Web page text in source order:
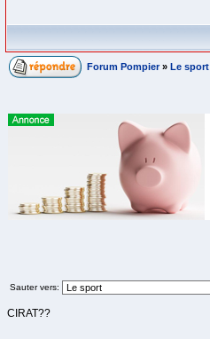
Forum Pompier » Le sport
Sauter vers:
CIRAT??